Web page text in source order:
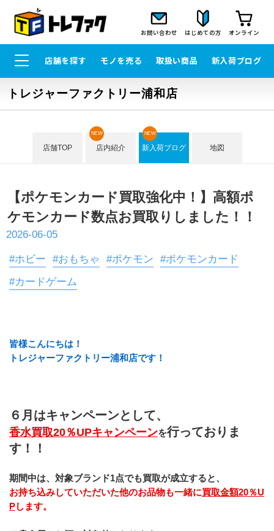
お問い合わせ はじめての方 オンライン
店舗を探す モノを売る 取扱い商品 新入荷ブログ
トレジャーファクトリー浦和店
店舗TOP 店内紹介
NEW
新入荷ブログ
NEW
地図
【ポケモンカード買取強化中！】高額ポ
ケモンカード数点お買取りしました！！
2026-06-05
#ホビー #おもちゃ #ポケモン
#ポケモンカード
#カードゲーム
皆様こんにちは！
トレジャーファクトリー浦和店です！
６月はキャンペーンとして、
香水買取20％UPキャンペーンを行っておりま
す！！
期間中は、対象ブランド1点でも買取が成立すると、
お持ち込みしていただいた他のお品物も一緒に買取金額20％U
Pします。